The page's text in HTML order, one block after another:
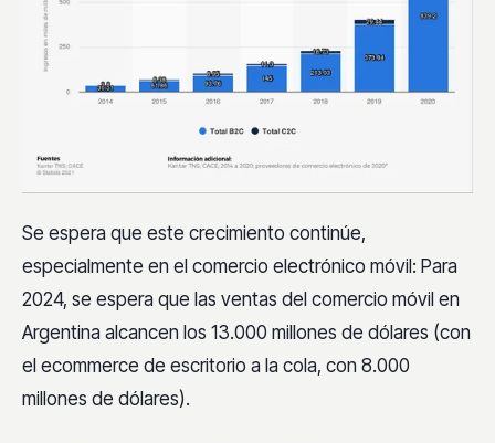
Se espera que este crecimiento continúe,
especialmente en el comercio electrónico móvil: Para
2024, se espera que las ventas del comercio móvil en
Argentina alcancen los 13.000 millones de dólares (con
el ecommerce de escritorio a la cola, con 8.000
millones de dólares).